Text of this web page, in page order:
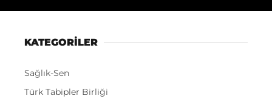
KATEGORİLER
Sağlık-Sen
Türk Tabipler Birliği